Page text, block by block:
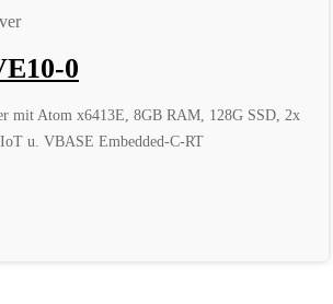
0
mit Atom x6413E, 8GB RAM, 128G SSD, 2x
u. VBASE Embedded-C-RT